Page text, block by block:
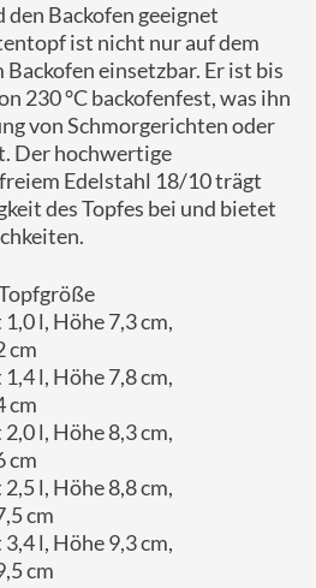
Backofen geeignet
ist nicht nur auf dem
einsetzbar. Er ist bis
230 °C backofenfest, was ihn
von Schmorgerichten oder
Der hochwertige
Edelstahl 18/10 trägt
des Topfes bei und bietet
l, Höhe 7,3 cm,
cm
l, Höhe 7,8 cm,
cm
l, Höhe 8,3 cm,
cm
l, Höhe 8,8 cm,
cm
l, Höhe 9,3 cm,
cm